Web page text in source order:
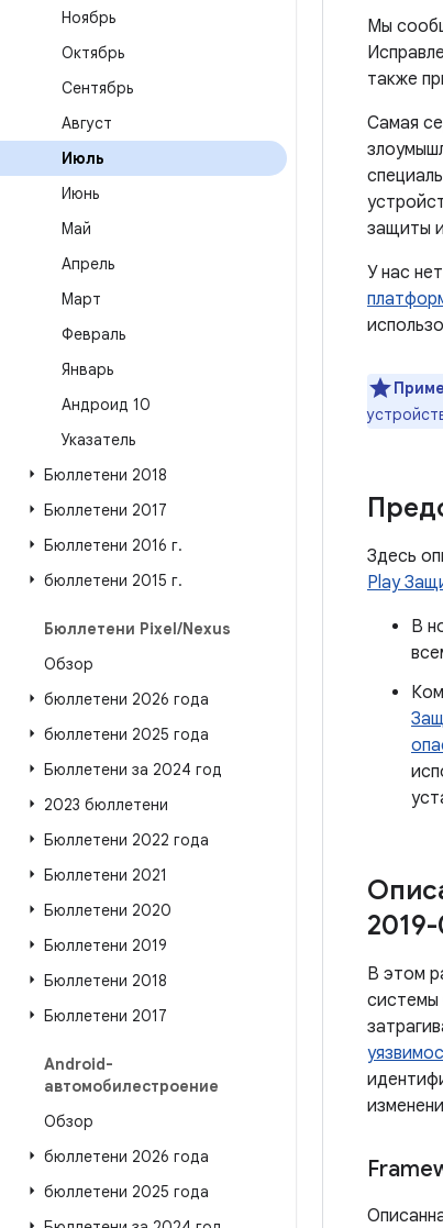
Ноябрь
Октябрь
Сентябрь
Август
Июль
Июнь
Май
Апрель
Март
Февраль
Январь
Андроид 10
Указатель
Бюллетени 2018
Бюллетени 2017
Бюллетени 2016 г.
бюллетени 2015 г.
Бюллетени Pixel/Nexus
Обзор
бюллетени 2026 года
бюллетени 2025 года
Бюллетени за 2024 год
2023 бюллетени
Бюллетени 2022 года
Бюллетени 2021
Бюллетени 2020
Бюллетени 2019
Бюллетени 2018
Бюллетени 2017
Android-
автомобилестроение
Обзор
бюллетени 2026 года
бюллетени 2025 года
Мы
также
Самая
защиты
У нас
Здесь
Play
В
В этом
системы